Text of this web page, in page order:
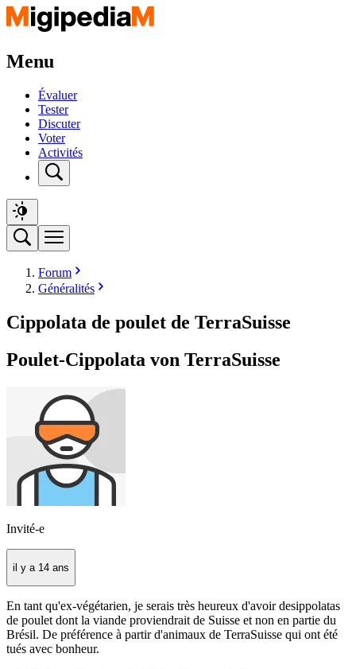
Menu
Évaluer
Tester
Discuter
Voter
Activités
Forum
Généralités
Cippolata de poulet de TerraSuisse
Poulet-Cippolata von TerraSuisse
Invité-e
il y a 14 ans
En tant qu'ex-végétarien, je serais très heureux d'avoir desippolatas
de poulet dont la viande proviendrait de Suisse et non en partie du
Brésil. De préférence à partir d'animaux de TerraSuisse qui ont été
tués avec bonheur.